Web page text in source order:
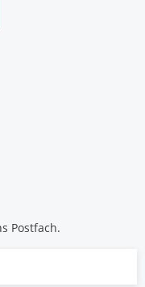
Postfach.